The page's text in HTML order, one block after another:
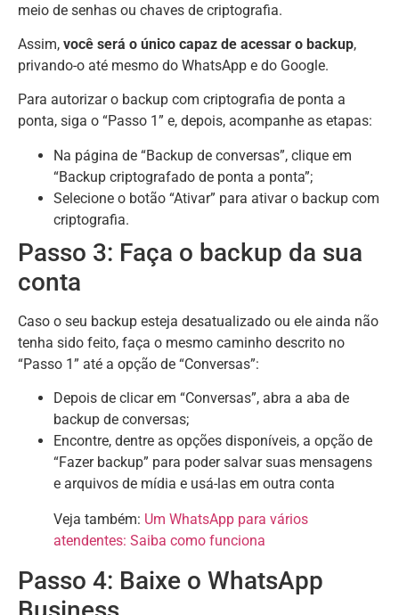
meio de senhas ou chaves de criptografia.
Assim, você será o único capaz de acessar o backup,
privando-o até mesmo do WhatsApp e do Google.
Para autorizar o backup com criptografia de ponta a
ponta, siga o “Passo 1” e, depois, acompanhe as etapas:
Na página de “Backup de conversas”, clique em
“Backup criptografado de ponta a ponta”;
Selecione o botão “Ativar” para ativar o backup com
criptografia.
Passo 3: Faça o backup da sua
conta
Caso o seu backup esteja desatualizado ou ele ainda não
tenha sido feito, faça o mesmo caminho descrito no
“Passo 1” até a opção de “Conversas”:
Depois de clicar em “Conversas”, abra a aba de
backup de conversas;
Encontre, dentre as opções disponíveis, a opção de
“Fazer backup” para poder salvar suas mensagens
e arquivos de mídia e usá-las em outra conta
Veja também: Um WhatsApp para vários
atendentes: Saiba como funciona
Passo 4: Baixe o WhatsApp